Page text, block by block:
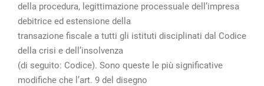
della procedura, legittimazione processuale dell’impresa
debitrice ed estensione della
transazione fiscale a tutti gli istituti disciplinati dal Codice
della crisi e dell’insolvenza
(di seguito: Codice). Sono queste le più significative
modifiche che l’art. 9 del disegno